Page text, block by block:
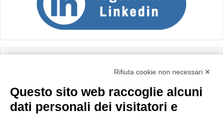
Importo netto (€):
Rifiuta cookie non necessari ✕
Questo sito web raccoglie alcuni
dati personali dei visitatori e